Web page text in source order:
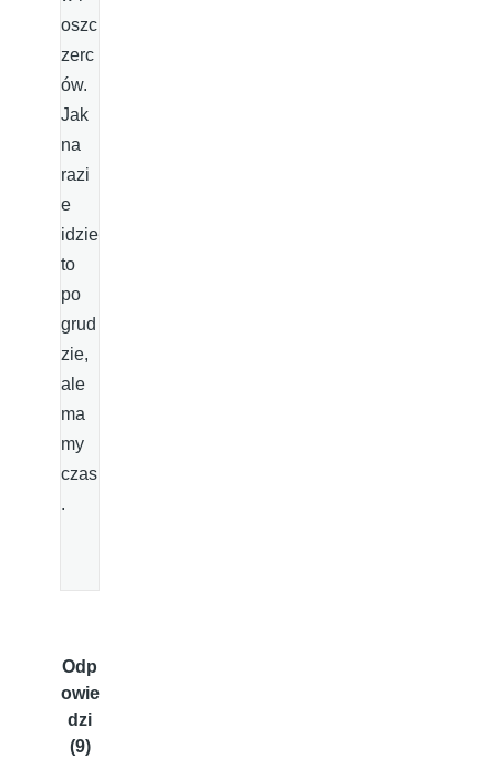
oszc
zerc
ów.
Jak
na
razi
e
idzie
to
po
grud
zie,
ale
ma
my
czas
.
Odp
owie
dzi
(9)